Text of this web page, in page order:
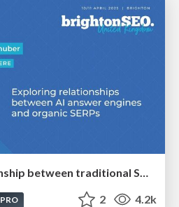
Exploring the relationship between traditional SERPs and Gen AI search
PRO 2 4.2k